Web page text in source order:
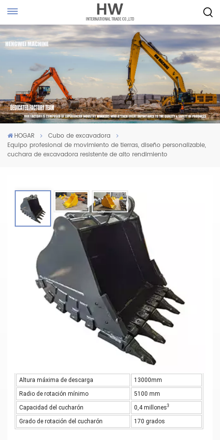
HOGAR
Cubo de excavadora
Equipo profesional de movimiento de tierras, diseño personalizable,
cuchara de excavadora resistente de alto rendimiento
Equipo Profesional De Movimiento De
Tierras, Diseño Personalizable,
Cuchara De Excavadora Resistente De
Alto Rendimiento
Materiales: Q355B y NM400
Parámetros principales
Radio máximo de excavación
17300mm
Profundidad máxima de corte
12500 mm
11600mm
15300mm
Altura máxima de descarga
13000mm
Radio de rotación mínimo
5100 mm
Capacidad del cucharón
0,4 millones3
Grado de rotación del cucharón 170 grados